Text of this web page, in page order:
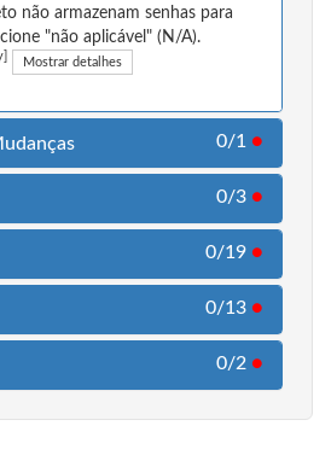
não armazenam senhas para
"não aplicável" (N/A).
Mostrar detalhes
0/1 ●
0/3 ●
0/19 ●
0/13 ●
0/2 ●